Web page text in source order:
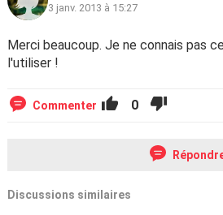
3 janv. 2013 à 15:27
Merci beaucoup. Je ne connais pas
l'utiliser !
Commenter 0
Discussions similaires